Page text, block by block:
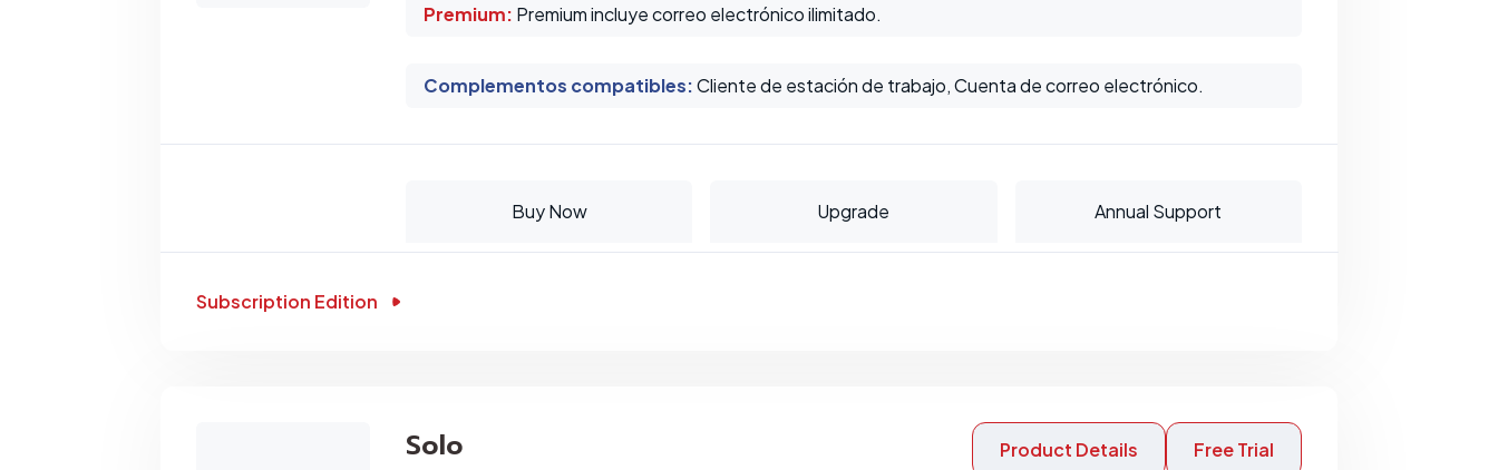
Premium: Premium incluye correo electrónico ilimitado.
Complementos compatibles:Cliente de estación de trabajo, Cuenta de correo electrónico.
Buy Now Upgrade Annual Support
Subscription Edition
Solo Product Details Free Trial